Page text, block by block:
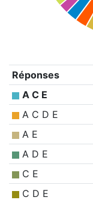
Réponses
A C E
A C D E
A E
A D E
C E
C D E